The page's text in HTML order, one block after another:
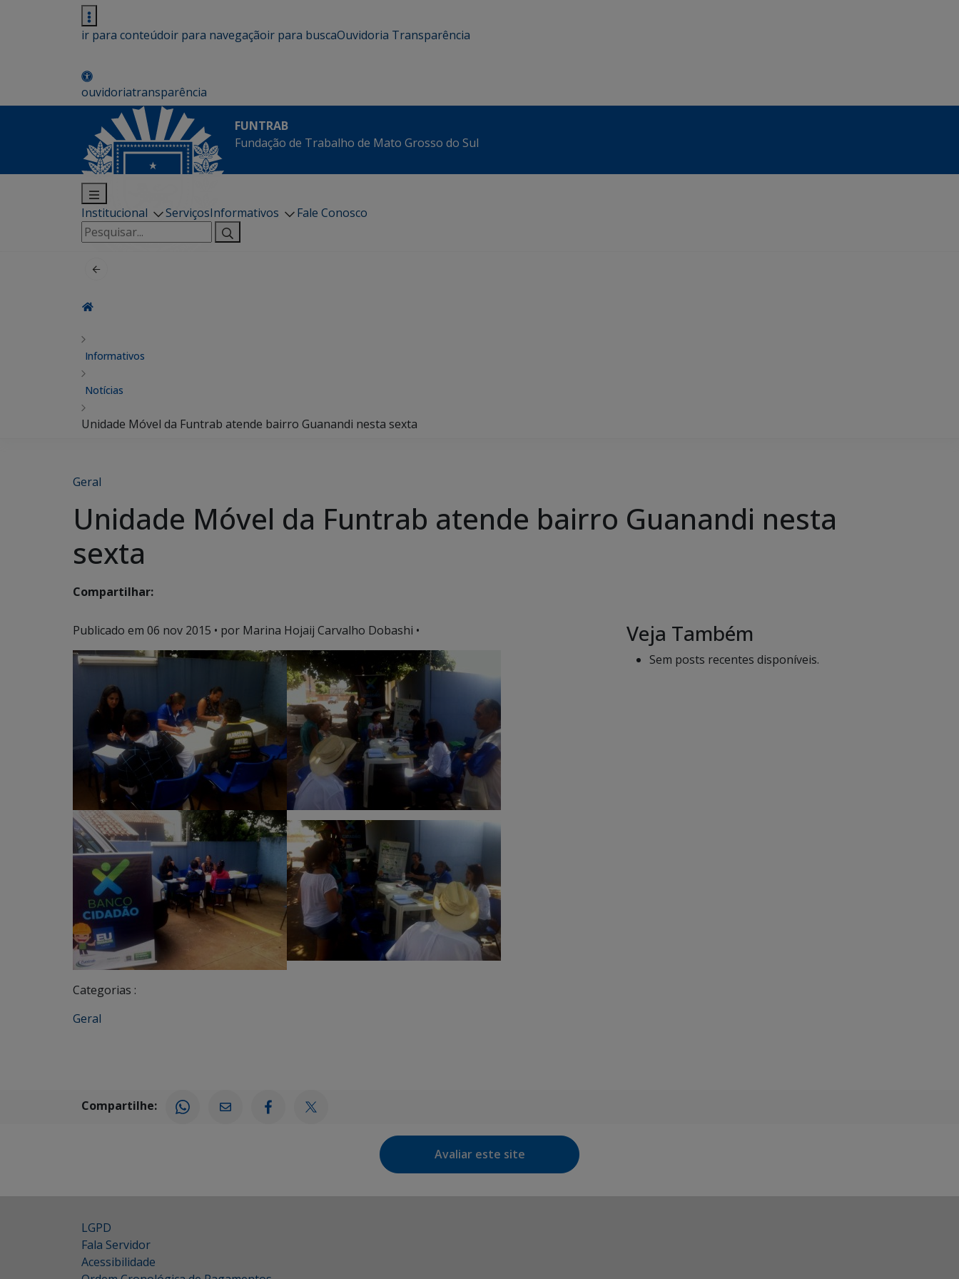
ir para conteúdoir para navegaçãoir para buscaOuvidoria Transparência
ouvidoriatransparência
FUNTRAB
Fundação de Trabalho de Mato Grosso do Sul
Institucional ServiçosInformativos
Fale Conosco
Pesquisar
por:
Informativos
Notícias
Unidade Móvel da Funtrab atende bairro Guanandi nesta sexta
Geral
Unidade Móvel da Funtrab atende bairro Guanandi nesta
sexta
Compartilhar:
Publicado em 06 nov 2015 • por Marina Hojaij Carvalho Dobashi •
Categorias :
Geral
Veja Também
Sem posts recentes disponíveis.
Compartilhe:
Avaliar este site
LGPD
Fala Servidor
Acessibilidade